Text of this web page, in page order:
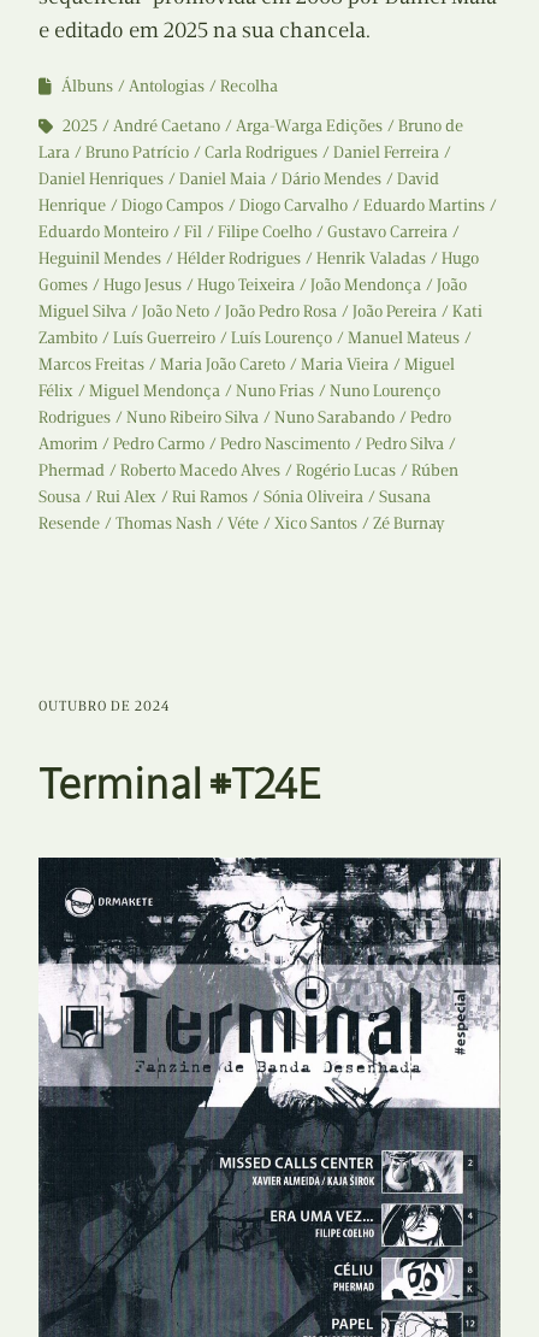
e editado em 2025 na sua chancela.
Álbuns Antologias
Recolha
2025
André Caetano Arga-Warga Edições
Bruno de
Lara
Bruno Patrício Carla Rodrigues
Daniel Ferreira
Daniel Henriques
Daniel Maia Dário Mendes
David
Henrique
Diogo Campos Diogo Carvalho
Eduardo Martins
Eduardo Monteiro
Fil Filipe Coelho
Gustavo Carreira
Heguinil Mendes
Hélder Rodrigues Henrik Valadas
Hugo
Gomes
Hugo Jesus Hugo Teixeira João Mendonça
João
Miguel Silva
João Neto João Pedro Rosa João Pereira
Kati
Zambito
Luís Guerreiro Luís Lourenço
Manuel Mateus
Marcos Freitas
Maria João Careto Maria Vieira
Miguel
Félix
Miguel Mendonça Nuno Frias
Nuno Lourenço
Rodrigues
Nuno Ribeiro Silva Nuno Sarabando
Pedro
Amorim
Pedro Carmo Pedro Nascimento
Pedro Silva
Phermad
Roberto Macedo Alves Rogério Lucas
Rúben
Sousa
Rui Alex Rui Ramos Sónia Oliveira
Susana
Resende
Thomas Nash Véte Xico Santos Zé Burnay
OUTUBRO DE 2024
Terminal #T24E